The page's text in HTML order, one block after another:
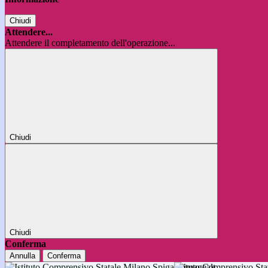
Chiudi
Attendere...
Attendere il completamento dell'operazione...
Chiudi
Chiudi
Conferma
Annulla Conferma